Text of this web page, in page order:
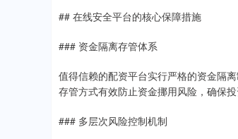
## 在线安全平台的核心保障措施
### 资金隔离存管体系
值得信赖的配资平台实行严格的资金隔
存管方式有效防止资金挪用风险，确保
### 多层次风险控制机制